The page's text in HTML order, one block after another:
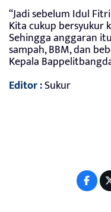
“Jadi sebelum Idul
Kita cukup bersyukur
Sehingga anggaran
sampah, BBM, dan
Kepala
Editor :Sukur